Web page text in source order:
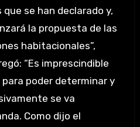
se han declarado y,
la propuesta de las
habitacionales”,
“Es imprescindible
poder determinar y
se va
Como dijo el